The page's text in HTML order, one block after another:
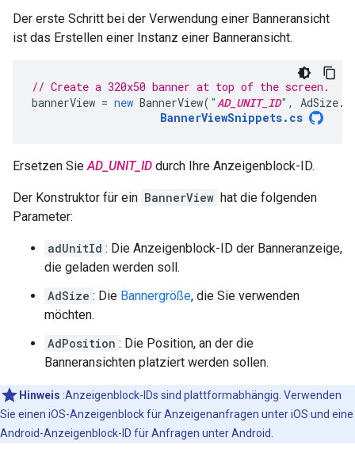
Der erste Schritt bei der Verwendung einer Banneransicht
ist das Erstellen einer Instanz einer Banneransicht.
// Create a 320x50 banner at top of the screen.
bannerView = new BannerView( "AD_UNIT_ID" , AdSize.
BannerViewSnippets. cs
Ersetzen SieAD_UNIT_ID durch Ihre Anzeigenblock-ID.
Der Konstruktor für ein BannerView hat die folgenden
Parameter:
adUnitId : Die Anzeigenblock-ID der Banneranzeige,
die geladen werden soll.
AdSize : Die Bannergröße, die Sie verwenden
möchten.
AdPosition : Die Position, an der die
Banneransichten platziert werden sollen.
Hinweis :Anzeigenblock-IDs sind plattformabhängig. Verwenden
Sie einen iOS-Anzeigenblock für Anzeigenanfragen unter iOS und eine
Android-Anzeigenblock-ID für Anfragen unter Android.